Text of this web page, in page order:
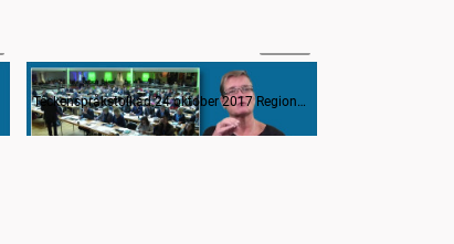
Interpellation om vårdskador
Teckenspråkstolkad 24 oktober 2017 Regionfullmäktige